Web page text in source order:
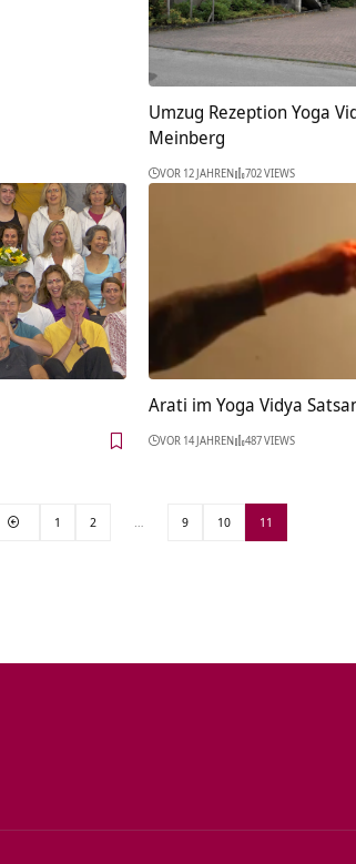
Umzug Rezeption Yoga
Meinberg
VOR 12 JAHREN 702 VIEWS
Arati im Yoga Vidya
VOR 14 JAHREN 487 VIEWS
1 2 … 9 10 11